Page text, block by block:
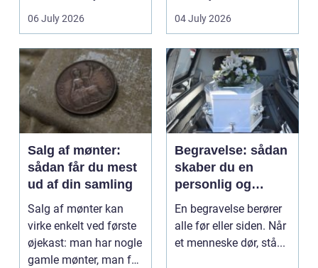
det lokale...
06 July 2026
sundhedssektoren.
Klinikker, praksis og
beh...
04 July 2026
Salg af mønter:
sådan får du mest
ud af din samling
Salg af mønter kan
virke enkelt ved første
øjekast: man har nogle
gamle mønter, man får
Begravelse: sådan
skaber du en
personlig og
respektfuld afsked
En begravelse berører
alle før eller siden. Når
et menneske dør, stå...